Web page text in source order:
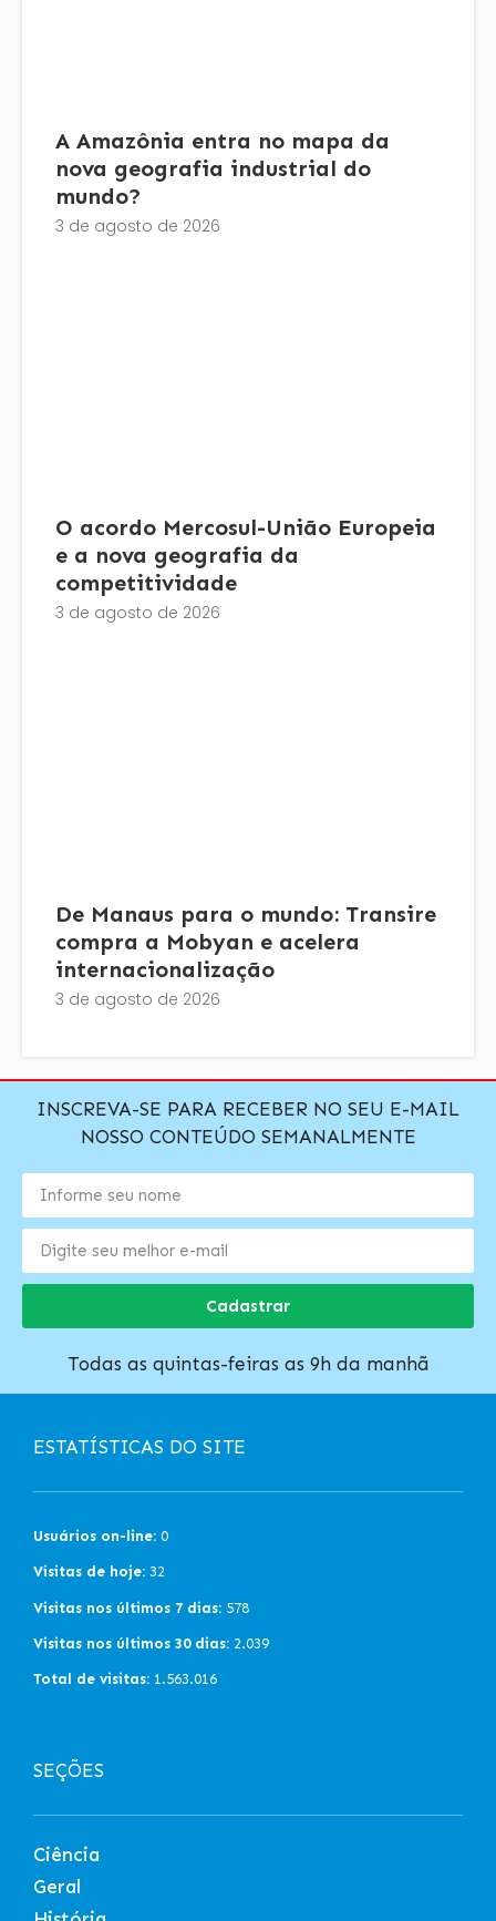
A Amazônia entra no mapa da
nova geografia industrial do
mundo?
3 de agosto de 2026
O acordo Mercosul-União Europeia
e a nova geografia da
competitividade
3 de agosto de 2026
De Manaus para o mundo: Transire
compra a Mobyan e acelera
internacionalização
3 de agosto de 2026
INSCREVA-SE PARA RECEBER NO SEU E-MAIL
NOSSO CONTEÚDO SEMANALMENTE
Cadastrar
Todas as quintas-feiras as 9h da manhã
ESTATÍSTICAS DO SITE
Usuários on-line: 0
Visitas de hoje: 32
Visitas nos últimos 7 dias: 578
Visitas nos últimos 30 dias: 2.039
Total de visitas: 1.563.016
SEÇÕES
Ciência
Geral